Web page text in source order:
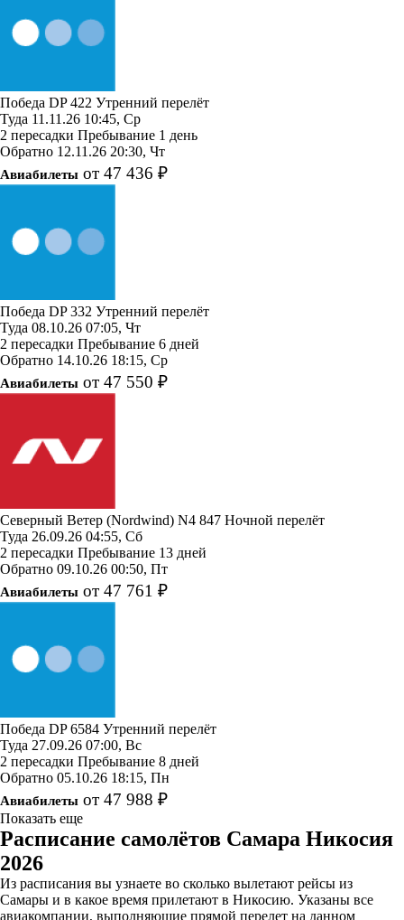
Победа DP 422 Утренний перелёт
Туда 11.11.26 10:45, Ср
2 пересадки Пребывание 1 день
Обратно 12.11.26 20:30, Чт
Авиабилеты от 47 436 ₽
Победа DP 332 Утренний перелёт
Туда 08.10.26 07:05, Чт
2 пересадки Пребывание 6 дней
Обратно 14.10.26 18:15, Ср
Авиабилеты от 47 550 ₽
Северный Ветер (Nordwind) N4 847 Ночной перелёт
Туда 26.09.26 04:55, Сб
2 пересадки Пребывание 13 дней
Обратно 09.10.26 00:50, Пт
Авиабилеты от 47 761 ₽
Победа DP 6584 Утренний перелёт
Туда 27.09.26 07:00, Вс
2 пересадки Пребывание 8 дней
Обратно 05.10.26 18:15, Пн
Авиабилеты от 47 988 ₽
Показать еще
Расписание самолётов Самара Никосия
2026
Из расписания вы узнаете во сколько вылетают рейсы из
Самары и в какое время прилетают в Никосию. Указаны все
авиакомпании, выполняющие прямой перелет на данном